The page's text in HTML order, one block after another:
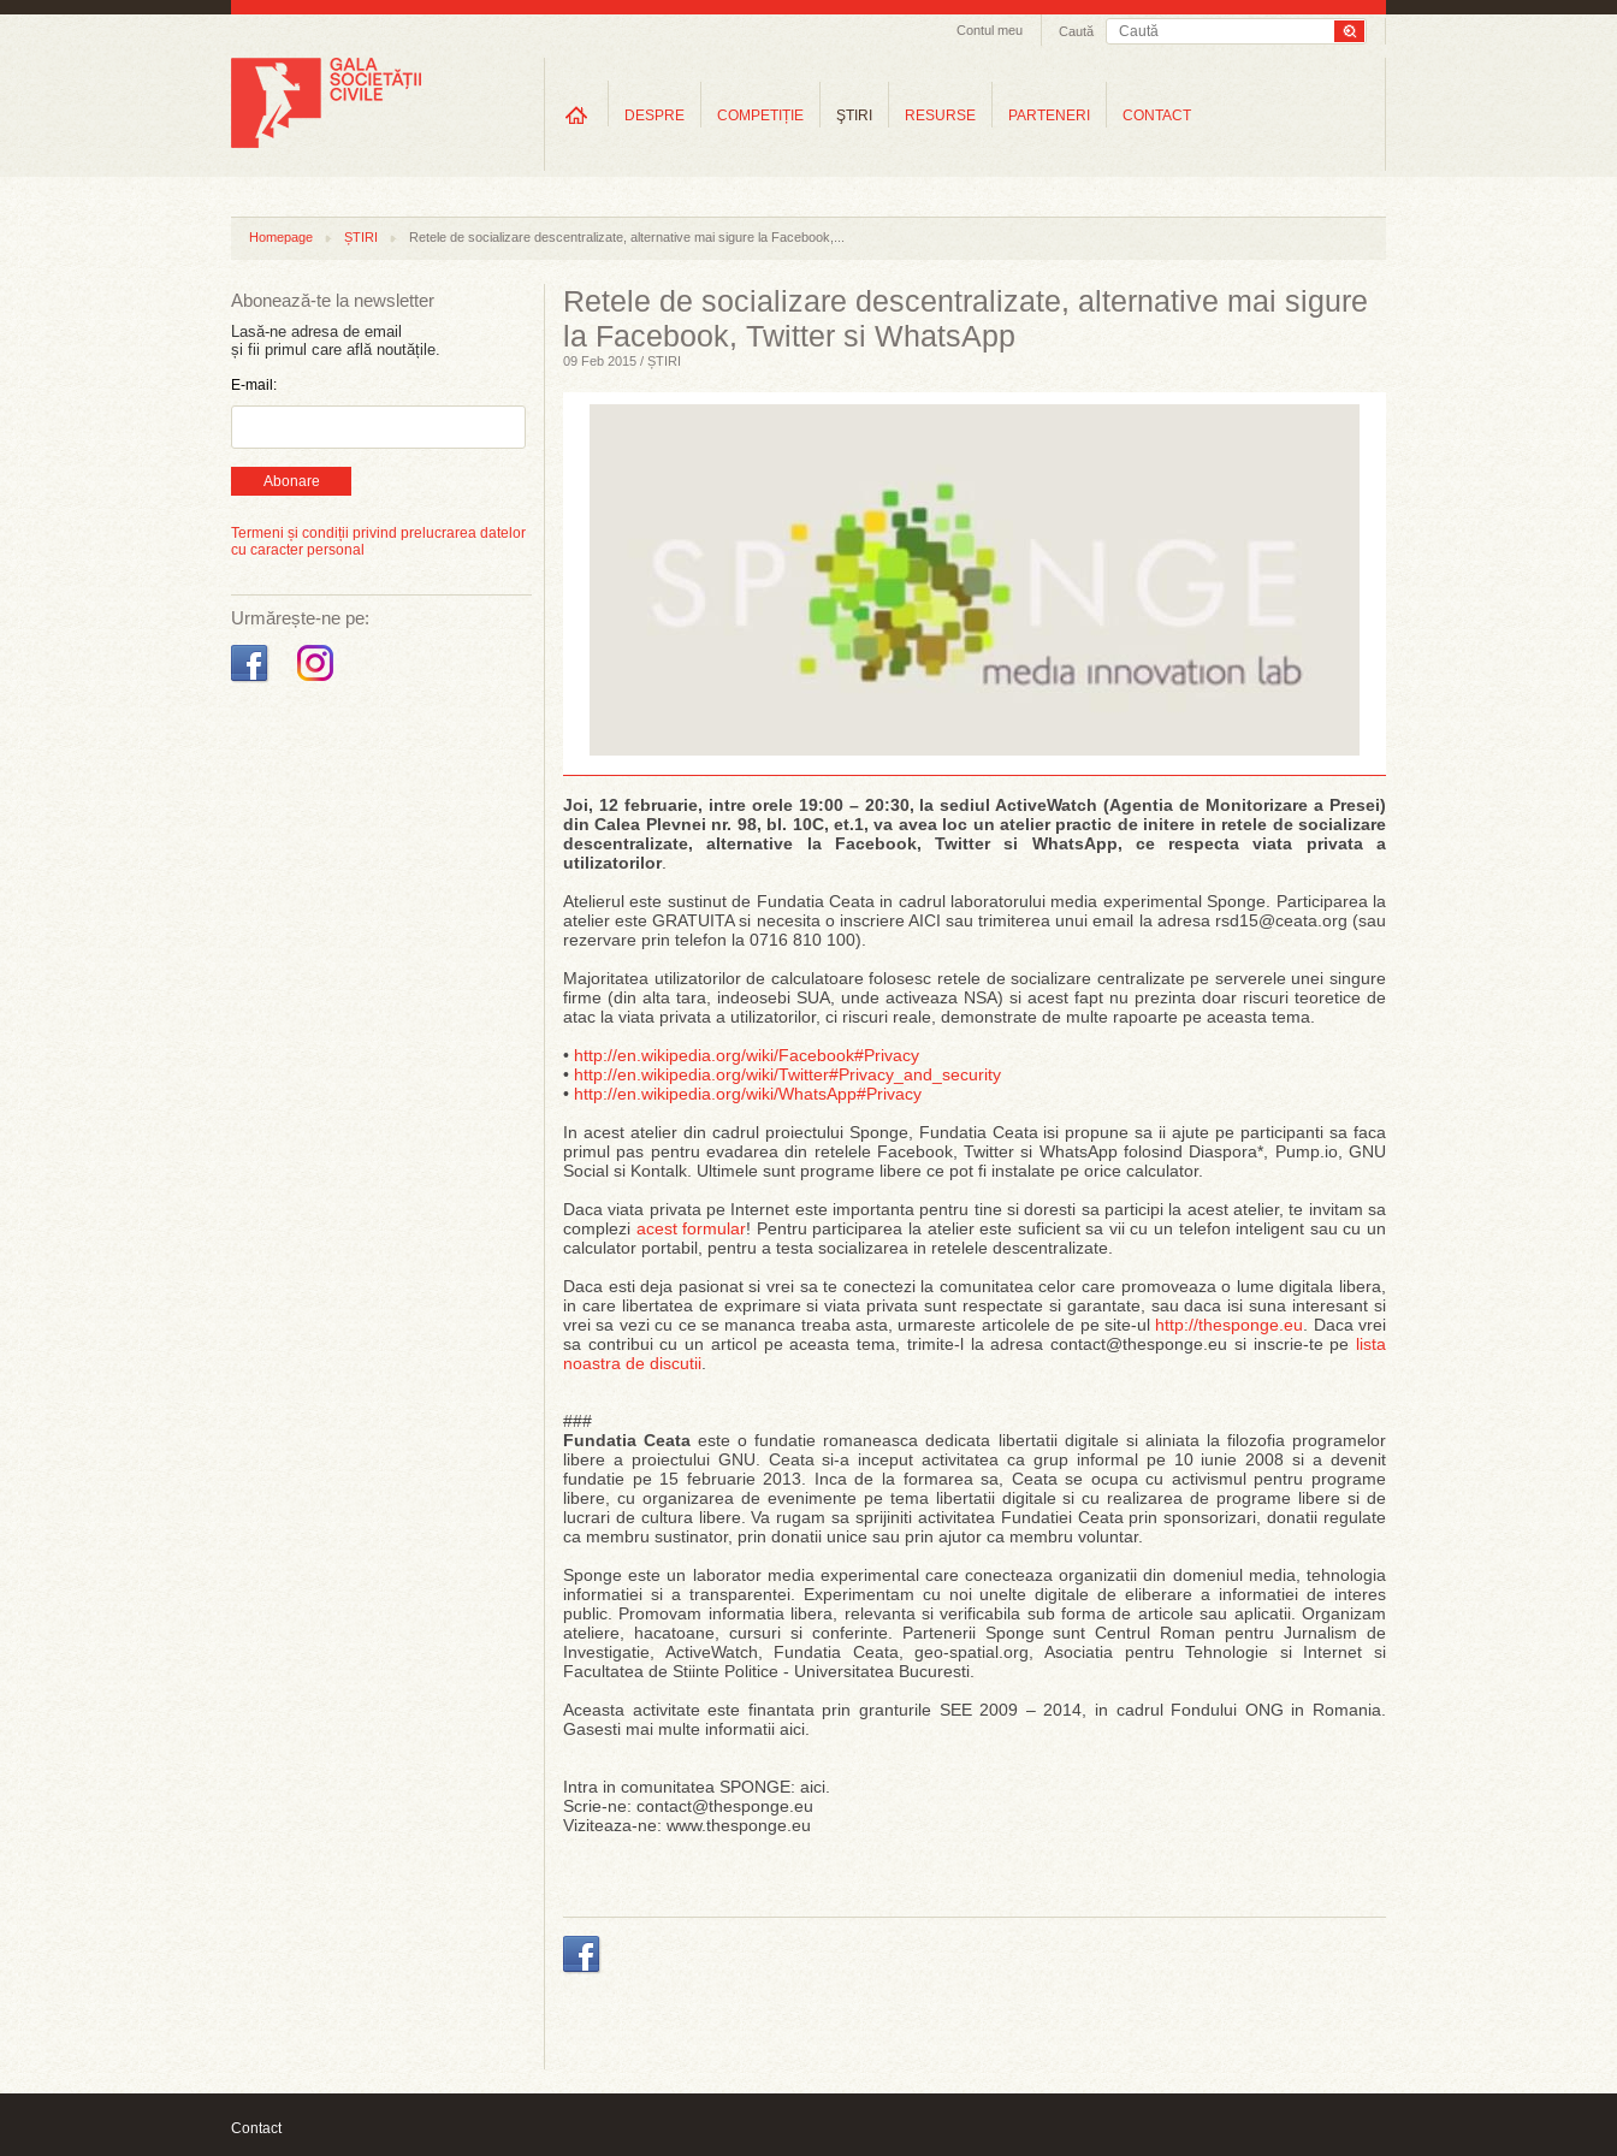
Caută
Contul meu
DESPRE COMPETIȚIE ŞTIRI RESURSE PARTENERI CONTACT
Homepage ȘTIRI Retele de socializare descentralizate, alternative mai sigure la Facebook,...
Abonează-te la newsletter
Lasă-ne adresa de email
și fii primul care află noutățile.
E-mail:
Abonare
Termeni și condiții privind prelucrarea datelor
cu caracter personal
Urmărește-ne pe:
Retele de socializare descentralizate, alternative mai sigure
la Facebook, Twitter si WhatsApp
09 Feb 2015 / ȘTIRI
Joi, 12 februarie, intre orele 19:00 – 20:30, la sediul ActiveWatch (Agentia de Monitorizare a Presei)
din Calea Plevnei nr. 98, bl. 10C, et.1, va avea loc un atelier practic de initere in retele de socializare
descentralizate, alternative la Facebook, Twitter si WhatsApp, ce respecta viata privata a
utilizatorilor.
Atelierul este sustinut de Fundatia Ceata in cadrul laboratorului media experimental Sponge. Participarea la
atelier este GRATUITA si necesita o inscriere AICI sau trimiterea unui email la adresa rsd15@ceata.org (sau
rezervare prin telefon la 0716 810 100).
Majoritatea utilizatorilor de calculatoare folosesc retele de socializare centralizate pe serverele unei singure
firme (din alta tara, indeosebi SUA, unde activeaza NSA) si acest fapt nu prezinta doar riscuri teoretice de
atac la viata privata a utilizatorilor, ci riscuri reale, demonstrate de multe rapoarte pe aceasta tema.
• http://en.wikipedia.org/wiki/Facebook#Privacy
• http://en.wikipedia.org/wiki/Twitter#Privacy_and_security
• http://en.wikipedia.org/wiki/WhatsApp#Privacy
In acest atelier din cadrul proiectului Sponge, Fundatia Ceata isi propune sa ii ajute pe participanti sa faca
primul pas pentru evadarea din retelele Facebook, Twitter si WhatsApp folosind Diaspora*, Pump.io, GNU
Social si Kontalk. Ultimele sunt programe libere ce pot fi instalate pe orice calculator.
Daca viata privata pe Internet este importanta pentru tine si doresti sa participi la acest atelier, te invitam sa
complezi acest formular! Pentru participarea la atelier este suficient sa vii cu un telefon inteligent sau cu un
calculator portabil, pentru a testa socializarea in retelele descentralizate.
Daca esti deja pasionat si vrei sa te conectezi la comunitatea celor care promoveaza o lume digitala libera,
in care libertatea de exprimare si viata privata sunt respectate si garantate, sau daca isi suna interesant si
vrei sa vezi cu ce se mananca treaba asta, urmareste articolele de pe site-ul http://thesponge.eu . Daca vrei
sa contribui cu un articol pe aceasta tema, trimite-l la adresa contact@thesponge.eu si inscrie-te pe lista
noastra de discutii
###
Fundatia Ceata este o fundatie romaneasca dedicata libertatii digitale si aliniata la filozofia programelor
libere a proiectului GNU. Ceata si-a inceput activitatea ca grup informal pe 10 iunie 2008 si a devenit
fundatie pe 15 februarie 2013. Inca de la formarea sa, Ceata se ocupa cu activismul pentru programe
libere, cu organizarea de evenimente pe tema libertatii digitale si cu realizarea de programe libere si de
lucrari de cultura libere. Va rugam sa sprijiniti activitatea Fundatiei Ceata prin sponsorizari, donatii regulate
ca membru sustinator, prin donatii unice sau prin ajutor ca membru voluntar.
Sponge este un laborator media experimental care conecteaza organizatii din domeniul media, tehnologia
informatiei si a transparentei. Experimentam cu noi unelte digitale de eliberare a informatiei de interes
public. Promovam informatia libera, relevanta si verificabila sub forma de articole sau aplicatii. Organizam
ateliere, hacatoane, cursuri si conferinte. Partenerii Sponge sunt Centrul Roman pentru Jurnalism de
Investigatie, ActiveWatch, Fundatia Ceata, geo-spatial.org, Asociatia pentru Tehnologie si Internet si
Facultatea de Stiinte Politice - Universitatea Bucuresti.
Aceasta activitate este finantata prin granturile SEE 2009 – 2014, in cadrul Fondului ONG in Romania.
Gasesti mai multe informatii aici.
Intra in comunitatea SPONGE: aici.
Scrie-ne: contact@thesponge.eu
Viziteaza-ne: www.thesponge.eu
Contact